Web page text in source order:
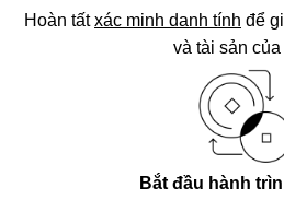
Hoàn tấtxác minh danh tính để
và tài sản của
Bắt đầu hành